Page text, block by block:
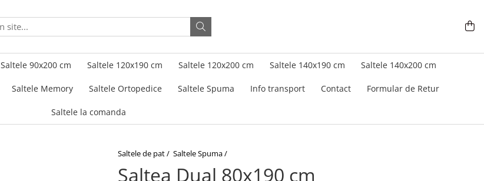
Saltele 90x200 cm Saltele 120x190 cm Saltele 120x200 cm Saltele 140x190 cm Saltele 140x200 cm
Saltele Memory Saltele Ortopedice Saltele Spuma Info transport Contact Formular de Retur
Saltele la comanda
Saltele de pat / Saltele Spuma /
Saltea Dual 80x190 cm